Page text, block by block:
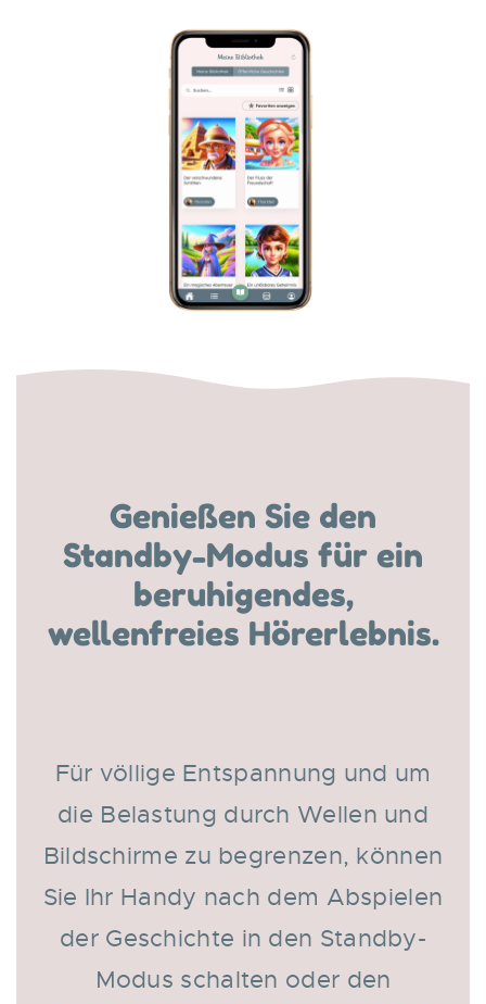
Genießen Sie den
Standby-Modus für ein
beruhigendes,
wellenfreies Hörerlebnis.
Für völlige Entspannung und um
die Belastung durch Wellen und
Bildschirme zu begrenzen, können
Sie Ihr Handy nach dem Abspielen
der Geschichte in den Standby-
Modus schalten oder den